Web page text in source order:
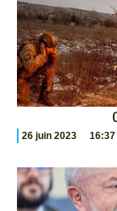
26 juin 2023 16:37